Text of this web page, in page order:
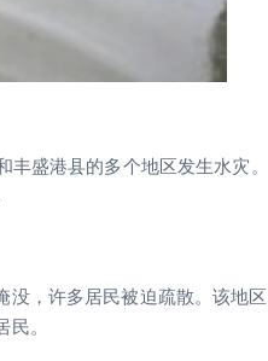
盛港县的多个地区发生水灾。
没，许多居民被迫疏散。该地区
。